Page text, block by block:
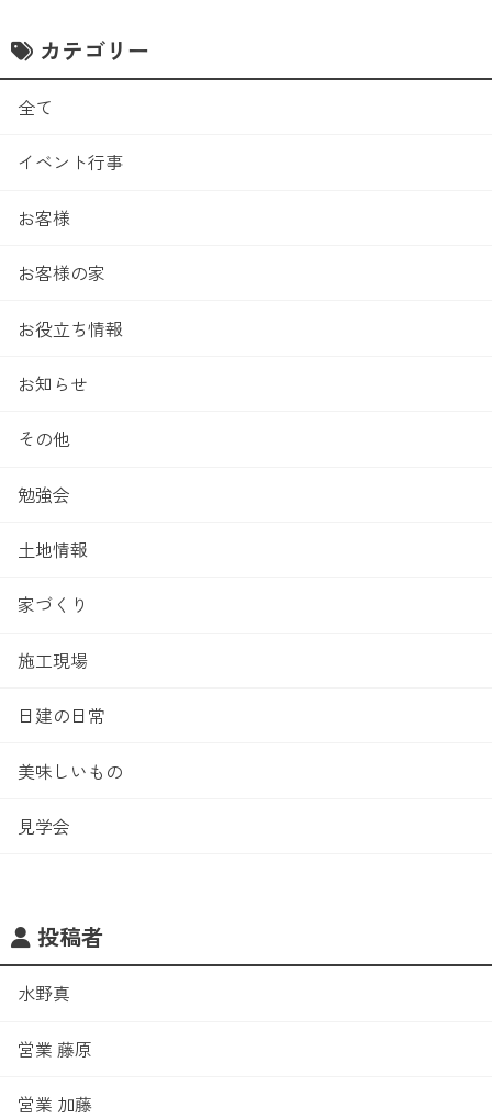
カテゴリー
全て
イベント行事
お客様
お客様の家
お役立ち情報
お知らせ
その他
勉強会
土地情報
家づくり
施工現場
日建の日常
美味しいもの
見学会
投稿者
水野真
営業 藤原
営業 加藤